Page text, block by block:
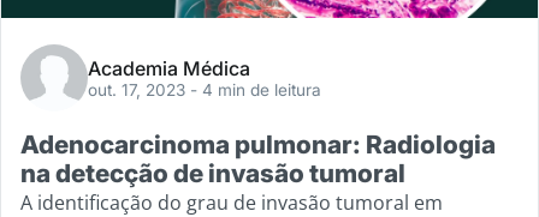
Academia Médica
out. 17, 2023 - 4 min de leitura
Adenocarcinoma pulmonar: Radiologia
na detecção de invasão tumoral
A identificação do grau de invasão tumoral em